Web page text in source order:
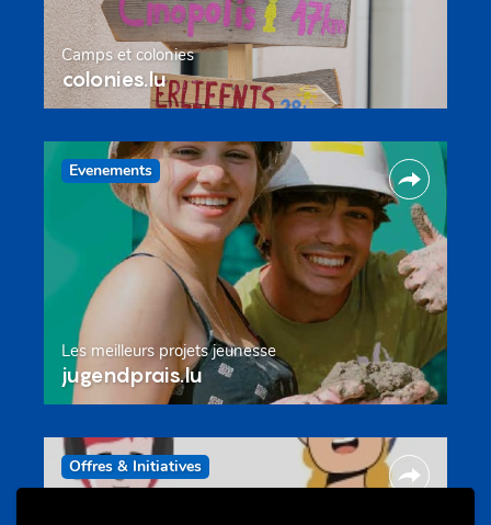
Camps et colonies
colonies.lu
Evenements
Les meilleurs projets jeunesse
jugendprais.lu
Offres & Initiatives